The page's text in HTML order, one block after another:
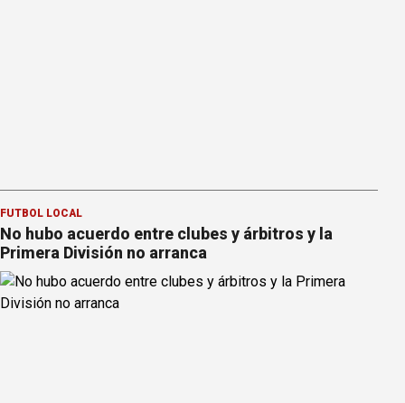
FÚTBOL LOCAL
No hubo acuerdo entre clubes y árbitros y la
Primera División no arranca